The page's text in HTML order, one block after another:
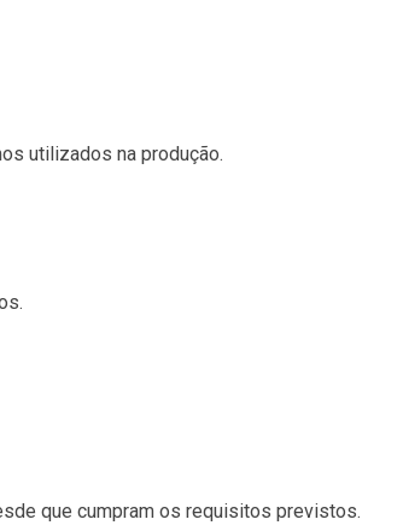
utilizados na produção.
que cumpram os requisitos previstos.